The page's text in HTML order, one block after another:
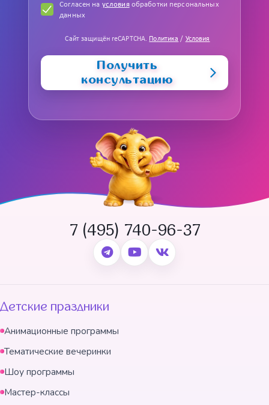
Согласен на условияобработки персональных
данных
Сайт защищён reCAPTCHA. Политика / Условия
Получить
консультацию
7 (495) 740-96-37
Детские праздники
Анимационные программы
Тематические вечеринки
Шоу программы
Мастер-классы